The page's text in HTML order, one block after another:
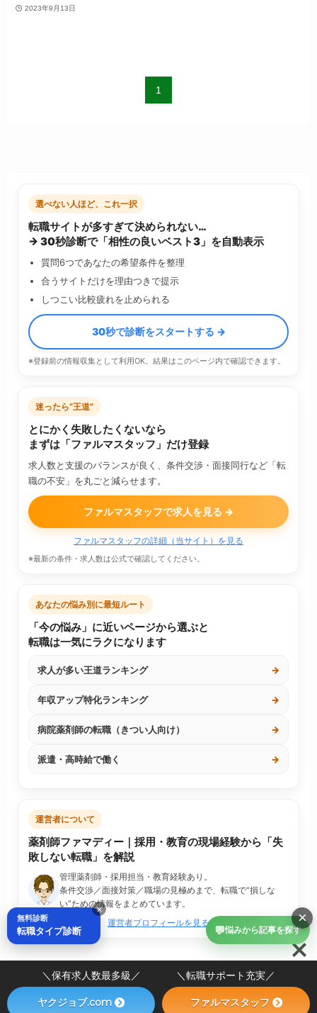
2023年9月13日
1
選べない人ほど、これ一択
転職サイトが多すぎて決められない…
→ 30秒診断で「相性の良いベスト3」を自動表示
質問6つであなたの希望条件を整理
合うサイトだけを理由つきで提示
しつこい比較疲れを止められる
30秒で診断をスタートする →
※登録前の情報収集として利用OK。結果はこのページ内で確認できます。
迷ったら“王道”
とにかく失敗したくないなら
まずは「ファルマスタッフ」だけ登録
求人数と支援のバランスが良く、条件交渉・面接同行など「転
職の不安」を丸ごと減らせます。
ファルマスタッフで求人を見る →
ファルマスタッフの詳細（当サイト）を見る
※最新の条件・求人数は公式で確認してください。
あなたの悩み別に最短ルート
「今の悩み」に近いページから選ぶと
転職は一気にラクになります
求人が多い王道ランキング →
年収アップ特化ランキング →
病院薬剤師の転職（きつい人向け） →
派遣・高時給で働く →
運営者について
薬剤師ファマディー｜採用・教育の現場経験から「失
敗しない転職」を解説
管理薬剤師・採用担当・教育経験あり。
条件交渉／面接対策／職場の見極めまで、転職で“損しな
い”ための情報をまとめています。
運営者プロフィールを見る
💬悩みから記事を探す
×
×
無料診断
転職タイプ診断
＼保有求人数最多級／ ＼転職サポート充実／
ヤクジョブ.com ファルマスタッフ